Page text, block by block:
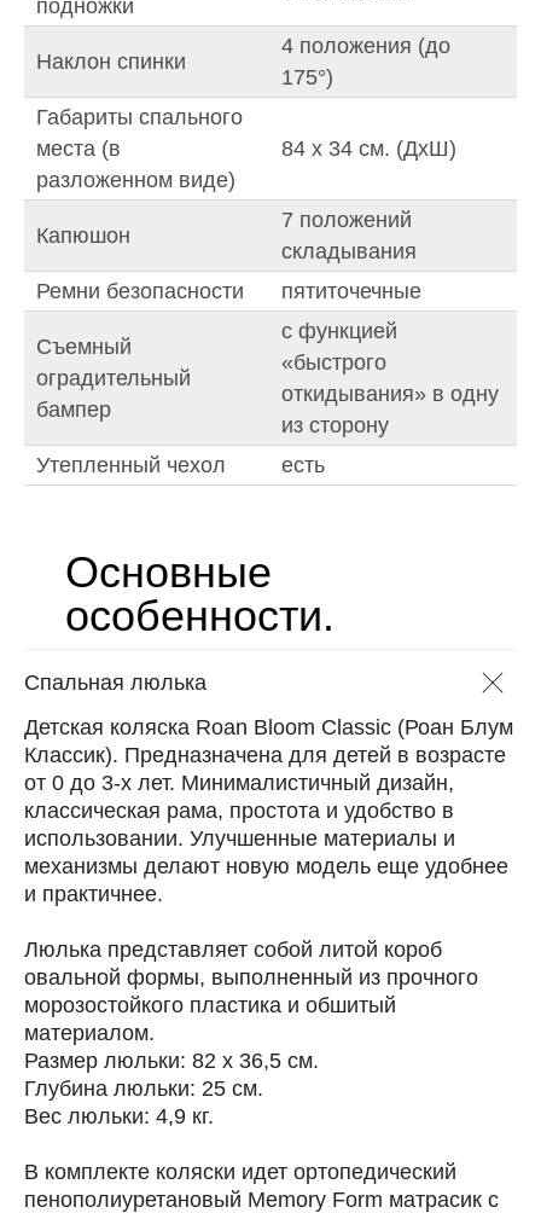
подножки
Наклон спинки
4 положения (до
175°)
Габариты спального
места (в
разложенном виде)
84 х 34 см. (ДxШ)
Капюшон
7 положений
складывания
Ремни безопасности
пятиточечные
Съемный
оградительный
бампер
с функцией
«быстрого
откидывания» в одну
из сторону
Утепленный чехол
есть
Основные
особенности.
Спальная люлька
Детская коляска Roan Bloom Classic (Роан Блум
Классик). Предназначена для детей в возрасте
от 0 до 3-х лет. Минималистичный дизайн,
классическая рама, простота и удобство в
использовании. Улучшенные материалы и
механизмы делают новую модель еще удобнее
и практичнее.
Люлька представляет собой литой короб
овальной формы, выполненный из прочного
морозостойкого пластика и обшитый
материалом.
Размер люльки: 82 х 36,5 см.
Глубина люльки: 25 см.
Вес люльки: 4,9 кг.
В комплекте коляски идет ортопедический
пенополиуретановый Memory Form матрасик с